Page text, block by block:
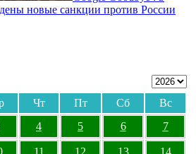
новые санкции против России
Чт Пт Сб
Вс
4 5 6 7
11 12 13 14